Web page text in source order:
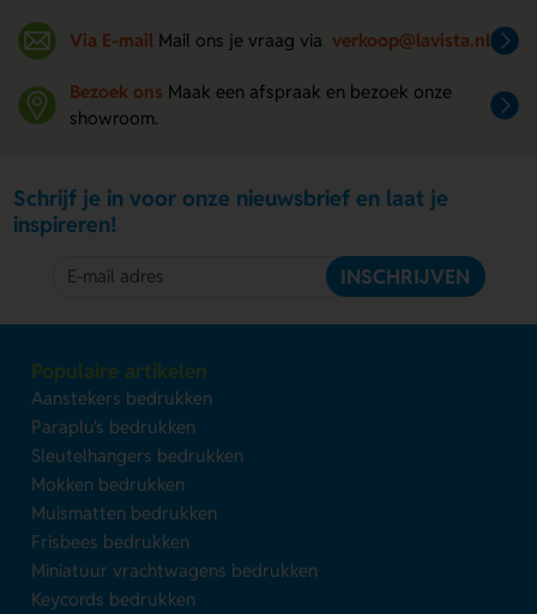
Via E-mail Mail ons je vraag via verkoop@lavista.nl
Bezoek ons Maak een afspraak en bezoek onze
showroom.
Schrijf je in voor onze nieuwsbrief en laat je
inspireren!
INSCHRIJVEN
Populaire artikelen
Aanstekers bedrukken
Paraplu's bedrukken
Sleutelhangers bedrukken
Mokken bedrukken
Muismatten bedrukken
Frisbees bedrukken
Miniatuur vrachtwagens bedrukken
Keycords bedrukken